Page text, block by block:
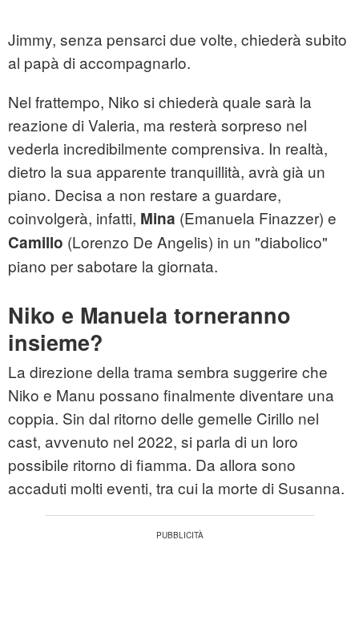
Jimmy, senza pensarci due volte, chiederà subito
al papà di accompagnarlo.
Nel frattempo, Niko si chiederà quale sarà la
reazione di Valeria, ma resterà sorpreso nel
vederla incredibilmente comprensiva. In realtà,
dietro la sua apparente tranquillità, avrà già un
piano. Decisa a non restare a guardare,
coinvolgerà, infatti, Mina (Emanuela Finazzer) e
Camillo (Lorenzo De Angelis) in un "diabolico"
piano per sabotare la giornata.
Niko e Manuela torneranno
insieme?
La direzione della trama sembra suggerire che
Niko e Manu possano finalmente diventare una
coppia. Sin dal ritorno delle gemelle Cirillo nel
cast, avvenuto nel 2022, si parla di un loro
possibile ritorno di fiamma. Da allora sono
accaduti molti eventi, tra cui la morte di Susanna.